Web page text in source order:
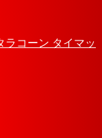
ラコーン タイマッ